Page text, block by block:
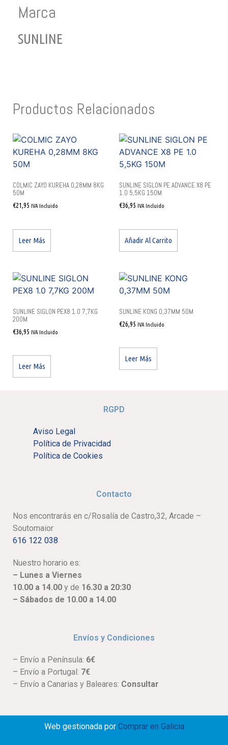
Marca
SUNLINE
Productos Relacionados
COLMIC ZAYO KUREHA 0,28MM 8KG
50M
€21,95 IVA Incluido
Leer Más
SUNLINE SIGLON PE ADVANCE X8 PE
1.0 5,5KG 150M
€36,95 IVA Incluido
Añadir Al Carrito
SUNLINE SIGLON PEX8 1.0 7,7KG
200M
€36,95 IVA Incluido
Leer Más
SUNLINE KONG 0,37MM 50M
€26,95 IVA Incluido
Leer Más
RGPD
Aviso Legal
Política de Privacidad
Política de Cookies
Contacto
Nos encontrarás en c/Rosalía de Castro,32, Arcade –
Soutomaior
616 122 038
Nuestro horario es:
– Lunes a Viernes
10.00 a 14.00 y de 16.30 a 20:30
– Sábados de 10.00 a 14.00
Envíos y Condiciones
– Envío a Península: 6€
– Envío a Portugal: 7€
– Envío a Canarias y Baleares: Consultar
Web gestionada por Comprar en Galicia